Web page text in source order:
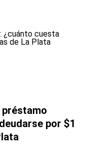
préstamo
por $1